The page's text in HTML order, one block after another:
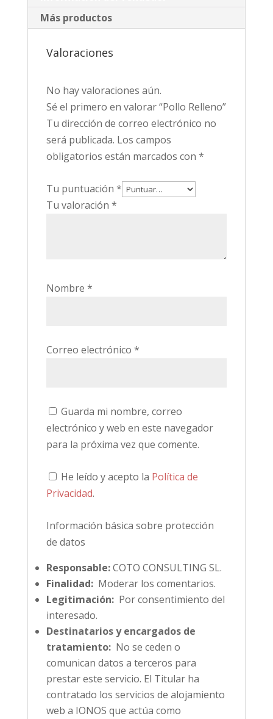
Más productos
Valoraciones
No hay valoraciones aún.
Sé el primero en valorar “Pollo Relleno”
Tu dirección de correo electrónico no
será publicada. Los campos
obligatorios están marcados con *
Tu puntuación *
Tu valoración *
Nombre *
Correo electrónico *
Guarda mi nombre, correo
electrónico y web en este navegador
para la próxima vez que comente.
He leído y acepto la Política de
Privacidad.
Información básica sobre protección
de datos
Responsable:COTO CONSULTING SL.
Finalidad:Moderar los comentarios.
Legitimación:Por consentimiento del
interesado.
Destinatarios y encargados de
tratamiento:No se ceden o
comunican datos a terceros para
prestar este servicio. El Titular ha
contratado los servicios de alojamiento
web a IONOS que actúa como